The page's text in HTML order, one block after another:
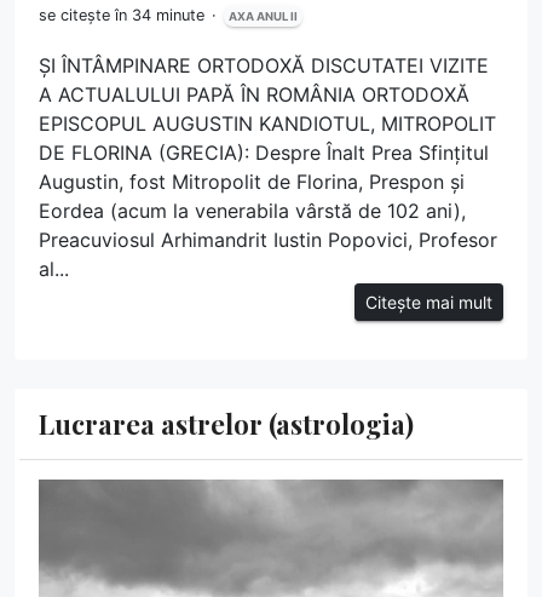
se citește în 34 minute AXA ANUL II
ȘI ÎNTÂMPINARE ORTODOXĂ DISCUTATEI VIZITE
A ACTUALULUI PAPĂ ÎN ROMÂNIA ORTODOXĂ
EPISCOPUL AUGUSTIN KANDIOTUL, MITROPOLIT
DE FLORINA (GRECIA): Despre Înalt Prea Sfințitul
Augustin, fost Mitropolit de Florina, Prespon și
Eordea (acum la venerabila vârstă de 102 ani),
Preacuviosul Arhimandrit Iustin Popovici, Profesor
al...
Citește mai mult
Lucrarea astrelor (astrologia)